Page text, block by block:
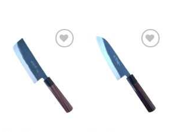
verlanglijst
verlanglijst